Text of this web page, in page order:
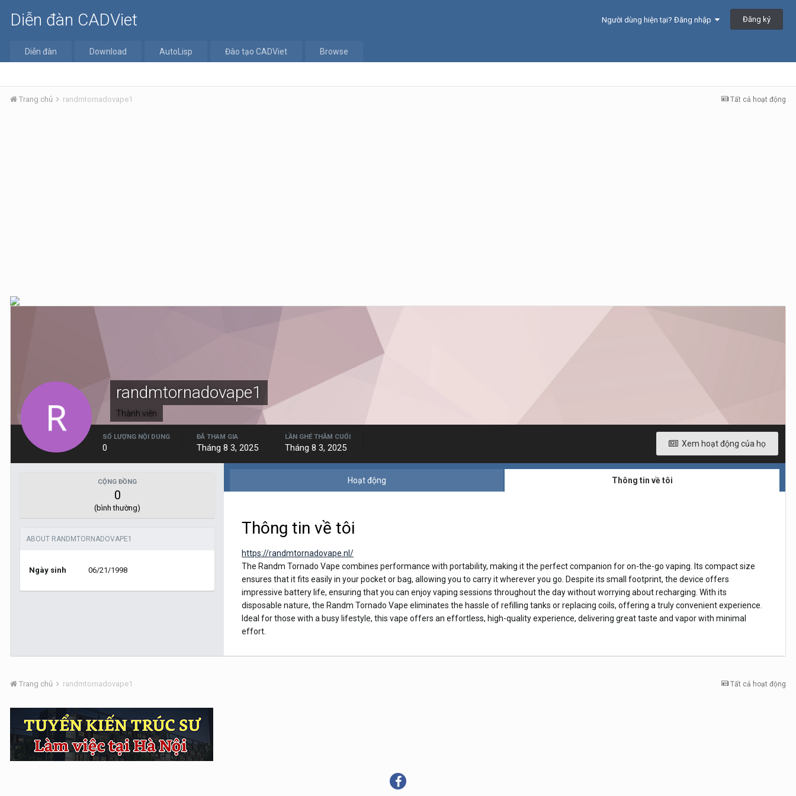
Diễn đàn CADViet Người dùng hiện tại? Đăng nhập Đăng ký
Diễn đàn Download AutoLisp Đào tạo CADViet Browse
Tất cả hoạt động
Trang chủ randmtornadovape1
randmtornadovape1
Thành viên
Xem hoạt động của họ
SỐ LƯỢNG NỘI DUNG
0
ĐÃ THAM GIA
Tháng 8 3, 2025
LẦN GHÉ THĂM CUỐI
Tháng 8 3, 2025
CỘNG ĐỒNG
0
(bình thường)
ABOUT RANDMTORNADOVAPE1
Ngày sinh 06/21/1998
Hoạt động Thông tin về tôi
Thông tin về tôi
https://randmtornadovape.nl/
The Randm Tornado Vape combines performance with portability, making it the perfect companion for on-the-go vaping. Its compact size
ensures that it fits easily in your pocket or bag, allowing you to carry it wherever you go. Despite its small footprint, the device offers
impressive battery life, ensuring that you can enjoy vaping sessions throughout the day without worrying about recharging. With its
disposable nature, the Randm Tornado Vape eliminates the hassle of refilling tanks or replacing coils, offering a truly convenient experience.
Ideal for those with a busy lifestyle, this vape offers an effortless, high-quality experience, delivering great taste and vapor with minimal
effort.
Tất cả hoạt động
Trang chủ randmtornadovape1